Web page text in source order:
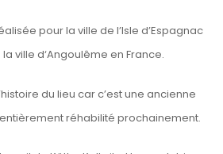
pour la ville de l’Isle d’Espagnac
ville d‘Angoulême en France.
du lieu car c’est une ancienne
réhabilité prochainement.